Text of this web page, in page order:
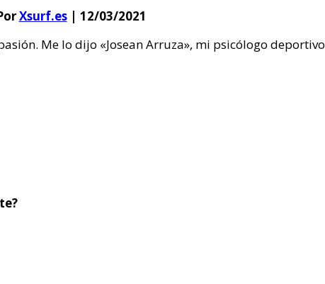
Xsurf.es| 12/03/2021
Me lo dijo «Josean Arruza», mi psicólogo deportivo